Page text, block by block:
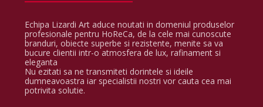
Echipa Lizardi Art aduce noutati in domeniul produselor
profesionale pentru HoReCa, de la cele mai cunoscute
branduri, obiecte superbe si rezistente, menite sa va
bucure clientii intr-o atmosfera de lux, rafinament si
eleganta
Nu ezitati sa ne transmiteti dorintele si ideile
dumneavoastra iar specialistii nostri vor cauta cea mai
potrivita solutie.